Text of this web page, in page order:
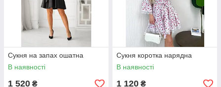
телефонами зазначений на нашому сайті.
8 Гарна якість платтів
Виняткова якість усіх моделей. Дуже практичні та
шкарпетки жіночі плаття. У нас діє передпродажна
перевірка на шлюб перед кожним відправленням.
Сукня на запах ошатна
В наявності
1 520 ₴
Сукня коротка нарядна
В наявності
1 120 ₴